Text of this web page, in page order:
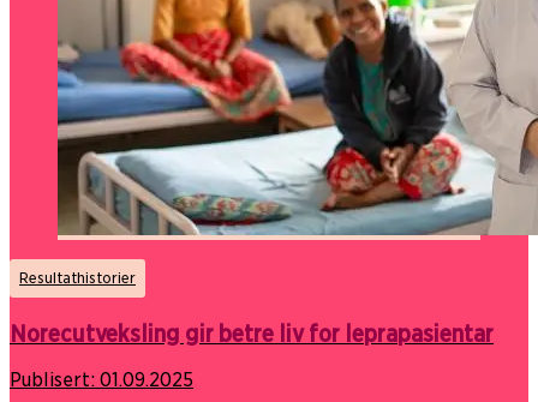
Resultathistorier
Norecutveksling gir betre liv for leprapasientar
Publisert: 01.09.2025